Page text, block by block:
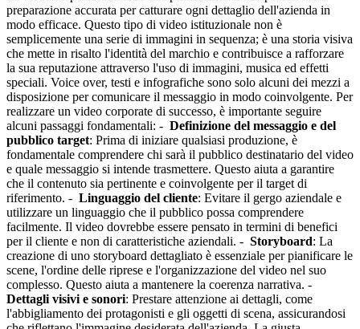
preparazione accurata per catturare ogni dettaglio dell'azienda in
modo efficace. Questo tipo di video istituzionale non è
semplicemente una serie di immagini in sequenza; è una storia visiva
che mette in risalto l'identità del marchio e contribuisce a rafforzare
la sua reputazione attraverso l'uso di immagini, musica ed effetti
speciali. Voice over, testi e infografiche sono solo alcuni dei mezzi a
disposizione per comunicare il messaggio in modo coinvolgente. Per
realizzare un video corporate di successo, è importante seguire
alcuni passaggi fondamentali: - Definizione del messaggio e del
pubblico target: Prima di iniziare qualsiasi produzione, è
fondamentale comprendere chi sarà il pubblico destinatario del video
e quale messaggio si intende trasmettere. Questo aiuta a garantire
che il contenuto sia pertinente e coinvolgente per il target di
riferimento. - Linguaggio del cliente: Evitare il gergo aziendale e
utilizzare un linguaggio che il pubblico possa comprendere
facilmente. Il video dovrebbe essere pensato in termini di benefici
per il cliente e non di caratteristiche aziendali. - Storyboard: La
creazione di uno storyboard dettagliato è essenziale per pianificare le
scene, l'ordine delle riprese e l'organizzazione del video nel suo
complesso. Questo aiuta a mantenere la coerenza narrativa. -
Dettagli visivi e sonori: Prestare attenzione ai dettagli, come
l'abbigliamento dei protagonisti e gli oggetti di scena, assicurandosi